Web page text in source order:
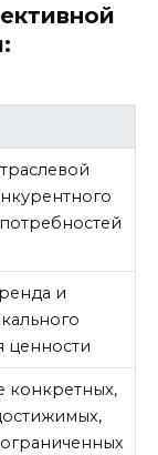
и
ценности
конкретных,